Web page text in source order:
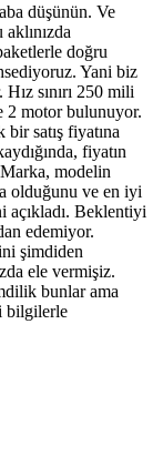
düşünün. Ve
doğru
Yani biz
sınırı 250 mili
2 motor bulunuyor.
satış fiyatına
fiyatın
modelin
olduğunu ve en iyi
açıkladı. Beklentiyi
edemiyor.
şimdiden
ele vermişiz.
bunlar ama
bilgilerle